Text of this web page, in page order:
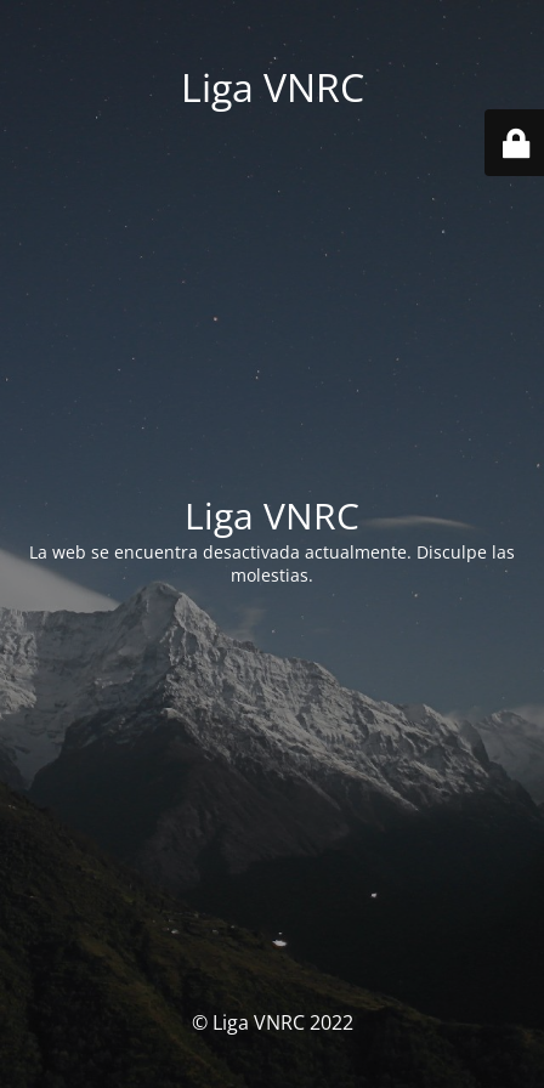
Liga VNRC
Liga VNRC
La web se encuentra desactivada actualmente. Disculpe las
molestias.
© Liga VNRC 2022